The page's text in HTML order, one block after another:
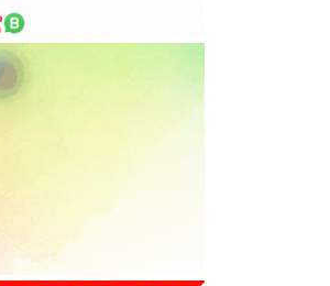
সপ্তম পৃষ্ঠা